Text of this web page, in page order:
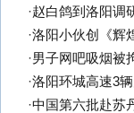
·赵白鸽到洛阳调
·洛阳小伙创《辉
·男子网吧吸烟被
·洛阳环城高速3
·中国第六批赴苏